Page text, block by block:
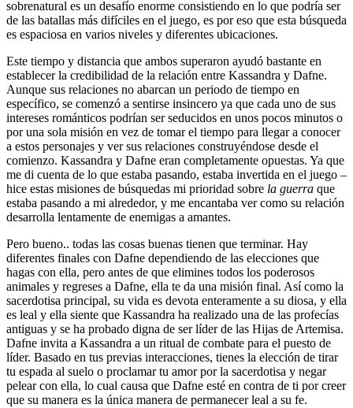
sobrenatural es un desafío enorme consistiendo en lo que podría ser
de las batallas más difíciles en el juego, es por eso que esta búsqueda
es espaciosa en varios niveles y diferentes ubicaciones.
Este tiempo y distancia que ambos superaron ayudó bastante en
establecer la credibilidad de la relación entre Kassandra y Dafne.
Aunque sus relaciones no abarcan un periodo de tiempo en
específico, se comenzó a sentirse insincero ya que cada uno de sus
intereses románticos podrían ser seducidos en unos pocos minutos o
por una sola misión en vez de tomar el tiempo para llegar a conocer
a estos personajes y ver sus relaciones construyéndose desde el
comienzo. Kassandra y Dafne eran completamente opuestas. Ya que
me di cuenta de lo que estaba pasando, estaba invertida en el juego –
hice estas misiones de búsquedas mi prioridad sobre la guerra que
estaba pasando a mi alrededor, y me encantaba ver como su relación
desarrolla lentamente de enemigas a amantes.
Pero bueno.. todas las cosas buenas tienen que terminar. Hay
diferentes finales con Dafne dependiendo de las elecciones que
hagas con ella, pero antes de que elimines todos los poderosos
animales y regreses a Dafne, ella te da una misión final. Así como la
sacerdotisa principal, su vida es devota enteramente a su diosa, y ella
es leal y ella siente que Kassandra ha realizado una de las profecías
antiguas y se ha probado digna de ser líder de las Hijas de Artemisa.
Dafne invita a Kassandra a un ritual de combate para el puesto de
líder. Basado en tus previas interacciones, tienes la elección de tirar
tu espada al suelo o proclamar tu amor por la sacerdotisa y negar
pelear con ella, lo cual causa que Dafne esté en contra de ti por creer
que su manera es la única manera de permanecer leal a su fe.